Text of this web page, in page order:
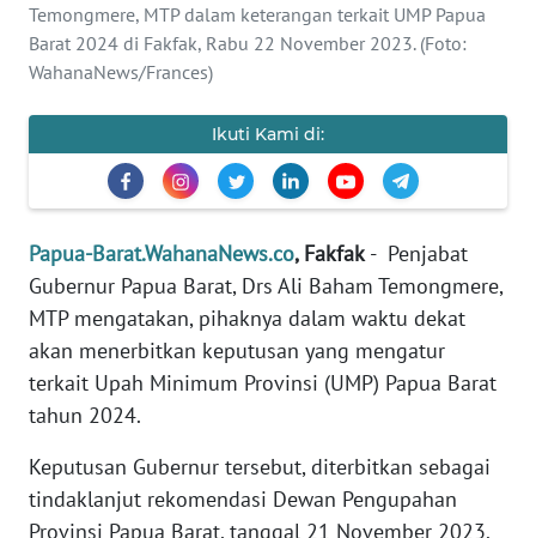
Temongmere, MTP dalam keterangan terkait UMP Papua
Barat 2024 di Fakfak, Rabu 22 November 2023. (Foto:
WahanaNews/Frances)
Ikuti Kami di:
Papua-Barat.WahanaNews.co, Fakfak- Penjabat
Gubernur Papua Barat, Drs Ali Baham Temongmere,
MTP mengatakan, pihaknya dalam waktu dekat
akan menerbitkan keputusan yang mengatur
terkait Upah Minimum Provinsi (UMP) Papua Barat
tahun 2024.
Keputusan Gubernur tersebut, diterbitkan sebagai
tindaklanjut rekomendasi Dewan Pengupahan
Provinsi Papua Barat, tanggal 21 November 2023.
TENTANG
KAMI
PEDOMAN
KARIR
DISCLAIMER
Wahana
Regional
WN